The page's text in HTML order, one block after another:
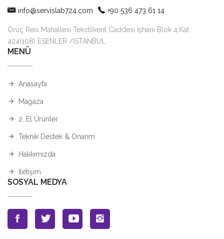
info@servislab724.com +90 536 473 61 14
Oruç Reis Mahallesi Tekstilkent Caddesi İşhanı Blok 4.Kat
424(108) ESENLER /İSTANBUL
MENÜ
Anasayfa
Mağaza
2. El Ürünler
Teknik Destek & Onarım
Hakkımızda
İletişim
SOSYAL MEDYA